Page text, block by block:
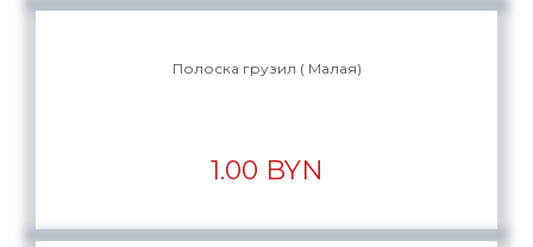
Полоска грузил ( Малая)
1.00 BYN